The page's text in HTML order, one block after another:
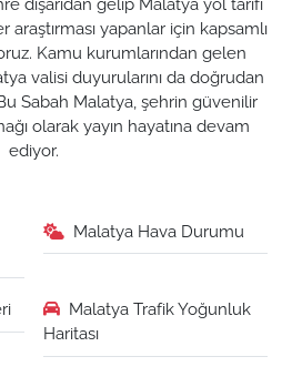
yapanlar için kapsamlı
Kamu kurumlarından gelen
valisi duyurularını da doğrudan
Sabah Malatya, şehrin güvenilir
olarak yayın hayatına devam
ediyor.
Malatya Hava Durumu
Malatya Trafik Yoğunluk
Haritası